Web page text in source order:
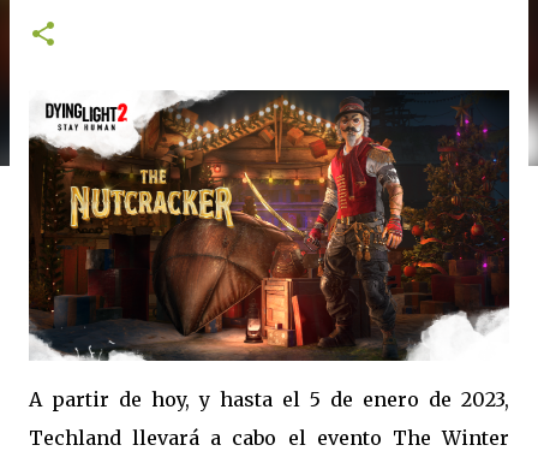
A partir de hoy, y hasta el 5 de enero de 2023,
Techland llevará a cabo el evento The Winter